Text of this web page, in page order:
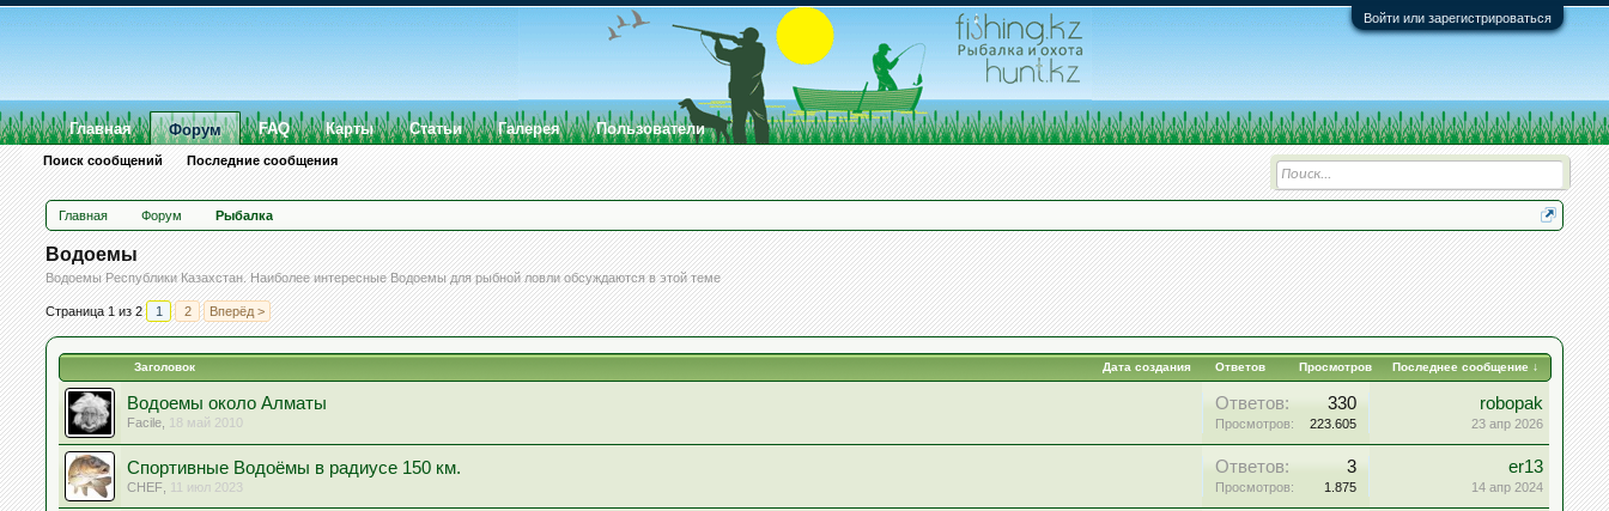
Войти или зарегистрироваться
Главная Форум Рыбалка
Водоемы
Водоемы Республики Казахстан. Наиболее интересные Водоемы для рыбной ловли обсуждаются в этой теме
Страница 1 из 2 1 2 Вперёд >
Заголовок Дата создания Ответов Просмотров Последнее сообщение ↓
Водоемы около Алматы
Facile 18 май 2010
Ответов: 330
Просмотров: 223.605
robopak
23 апр 2026
Спортивные Водоёмы в радиусе 150 км.
CHEF 11 июл 2023
Ответов: 3
Просмотров: 1.875
er13
14 апр 2024
Главная Форум
Поиск сообщений Последние сообщения
FAQ Карты Статьи Галерея Пользователи